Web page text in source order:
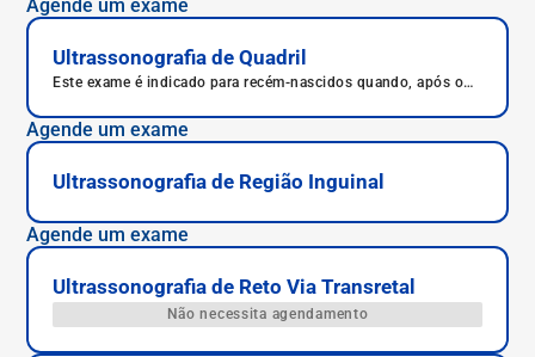
pós-tratamentos.
Agende um exame
Ultrassonografia de Quadril
Este exame é indicado para recém-nascidos quando, após o
Agende um exame
Ultrassonografia de Região Inguinal
Agende um exame
Ultrassonografia de Reto Via Transretal
Não necessita agendamento